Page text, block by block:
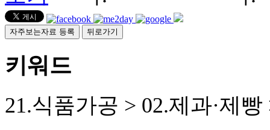
자주보는자료 등록 뒤로가기
키워드
21.식품가공 > 02.제과·제